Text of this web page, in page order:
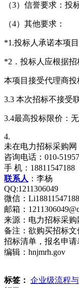
（3）信誉要求：投
（4）其他要求：
*1.投标人承诺本项
*2．投标人应根据
本项目接受代理商投
3.3 本次招标不接受
3.4最高投标限价：无
4.
未在电力招标采购
咨询电话：010-
手 机：18811547188
联系人 ：李杨
QQ:1211306049
微信：Li18811547188
邮箱：
来源：电力招标采购
备注：欲购买招标
招标清单，报名申
编辑：hnjmrh.gov
标签： 企业级流程